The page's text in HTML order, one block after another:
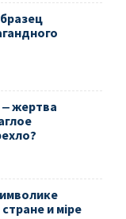
жертва
и мiре